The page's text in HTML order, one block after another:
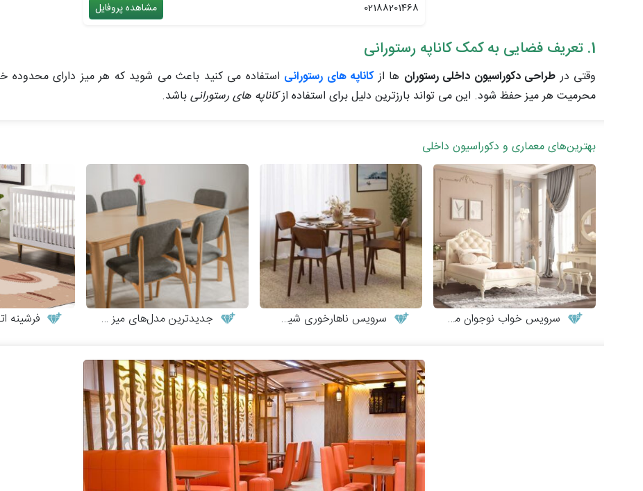
02188201468
مشاهده پروفایل
1. تعریف فضایی به کمک کاناپه رستورانی
وقتی در طراحی دکوراسیون داخلی رستوران ها ازکاناپه های رستورانی استفاده می کنید باعث می شوید که هر میز دارای
محرمیت هر میز حفظ شود. این می تواند بارزترین دلیل برای استفاده ازکاناپه های رستورانیباشد.
بهترین‌های معماری و دکوراسیون داخلی
سرویس خواب نوجوان مدل کاترینا سرویس ناهارخوری شیک و مینیمال جدیدترین مدل‌های میز و صندلی چوبی مدرن فرشینه